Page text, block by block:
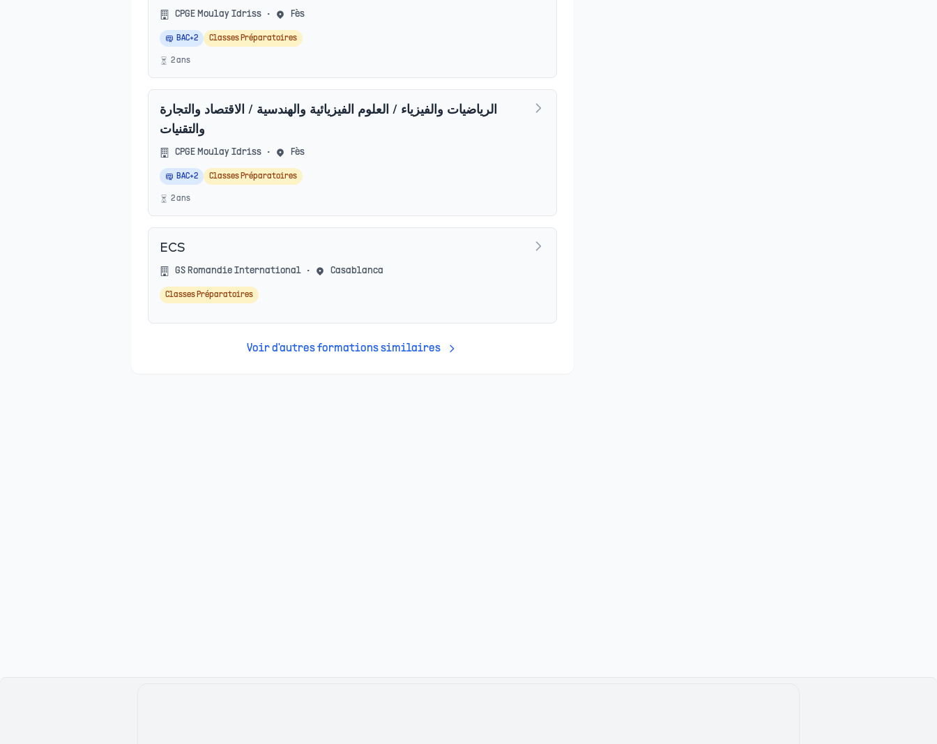
CPGE Moulay Idriss • Fès
BAC+2 Classes Préparatoires
2ans
الرياضيات والفيزياء / العلوم الفيزيائية والهندسية / الاقتصاد والتجارة
والتقنيات
CPGE Moulay Idriss • Fès
BAC+2 Classes Préparatoires
2ans
ECS
GS Romandie International • Casablanca
Classes Préparatoires
Voir d'autres formations similaires